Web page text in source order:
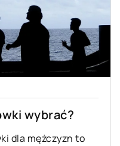
wybrać?
dla mężczyzn to